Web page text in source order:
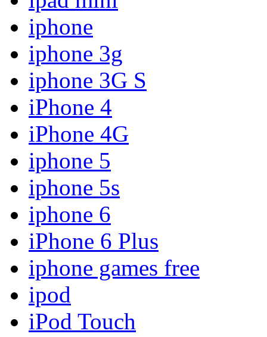
iphone
iphone 3g
iphone 3G S
iPhone 4
iPhone 4G
iphone 5
iphone 5s
iphone 6
iPhone 6 Plus
iphone games free
ipod
iPod Touch